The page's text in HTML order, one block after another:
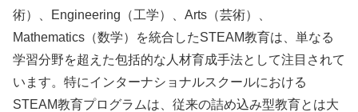
術）、Engineering（工学）、Arts（芸術）、
Mathematics（数学）を統合したSTEAM教育は、単なる
学習分野を超えた包括的な人材育成手法として注目されて
います。特にインターナショナルスクールにおける
STEAM教育プログラムは、従来の詰め込み型教育とは大